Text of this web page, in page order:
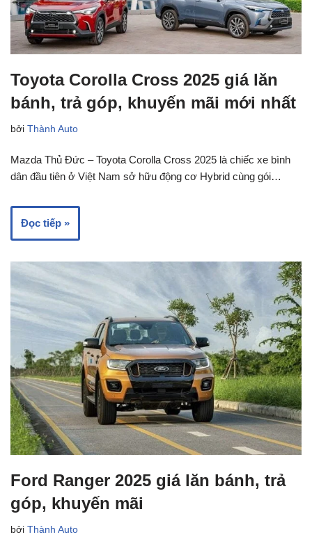
Toyota Corolla Cross 2025 giá lăn
bánh, trả góp, khuyến mãi mới nhất
bởi Thành Auto
Mazda Thủ Đức – Toyota Corolla Cross 2025 là chiếc xe bình
dân đầu tiên ở Việt Nam sở hữu động cơ Hybrid cùng gói…
Đọc tiếp »
Ford Ranger 2025 giá lăn bánh, trả
góp, khuyến mãi
bởi Thành Auto